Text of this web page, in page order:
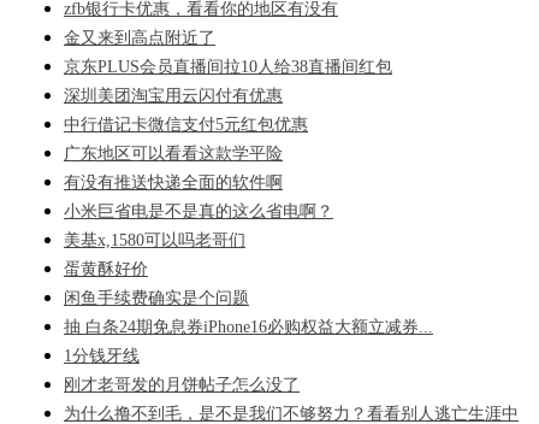
zfb银行卡优惠，看看你的地区有没有
金又来到高点附近了
京东PLUS会员直播间拉10人给38直播间红包
深圳美团淘宝用云闪付有优惠
中行借记卡微信支付5元红包优惠
广东地区可以看看这款学平险
有没有推送快递全面的软件啊
小米巨省电是不是真的这么省电啊？
美基x,1580可以吗老哥们
蛋黄酥好价
闲鱼手续费确实是个问题
抽 白条24期免息券iPhone16必购权益大额立减券...
1分钱牙线
刚才老哥发的月饼帖子怎么没了
为什么撸不到毛，是不是我们不够努力？看看别人逃亡生涯中